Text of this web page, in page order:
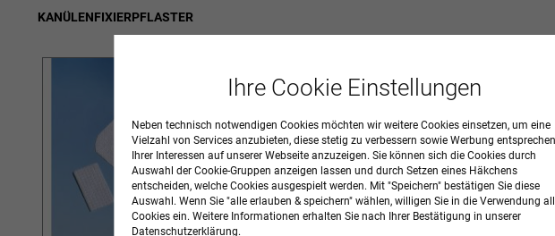
KANÜLENFIXIERPFLASTER
Ihre Cookie Einstellungen
Neben technisch notwendigen Cookies möchten wir weitere Cookies einsetzen, um eine
Vielzahl von Services anzubieten, diese stetig zu verbessern sowie Werbung
Ihrer Interessen auf unserer Webseite anzuzeigen. Sie können sich die Cookies durch
Auswahl der Cookie-Gruppen anzeigen lassen und durch Setzen eines Häkchens
entscheiden, welche Cookies ausgespielt werden. Mit "Speichern" bestätigen Sie diese
Auswahl. Wenn Sie "alle erlauben & speichern" wählen, willigen Sie in die Verwendung
Cookies ein. Weitere Informationen erhalten Sie nach Ihrer Bestätigung in unserer
Datenschutzerklärung.